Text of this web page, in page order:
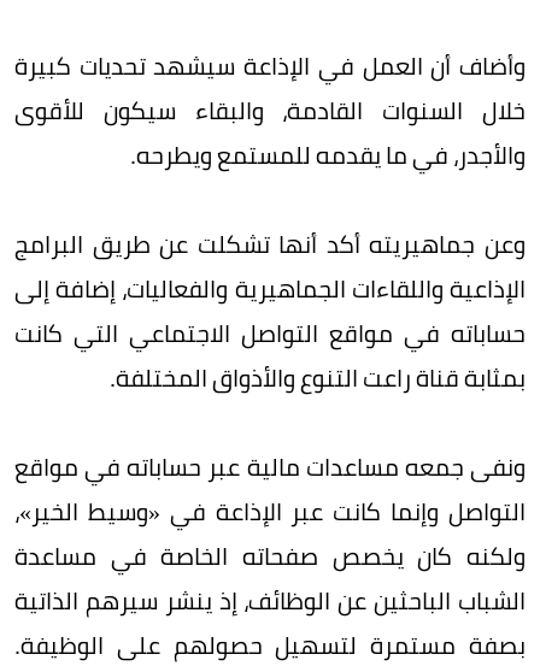
وأضاف أن العمل في الإذاعة سيشهد تحديات كبيرة
خلال السنوات القادمة، والبقاء سيكون للأقوى
والأجدر، في ما يقدمه للمستمع ويطرحه.
وعن جماهيريته أكد أنها تشكلت عن طريق البرامج
الإذاعية واللقاءات الجماهيرية والفعاليات، إضافة إلى
حساباته في مواقع التواصل الاجتماعي التي كانت
بمثابة قناة راعت التنوع والأذواق المختلفة.
ونفى جمعه مساعدات مالية عبر حساباته في مواقع
التواصل وإنما كانت عبر الإذاعة في «وسيط الخير»،
ولكنه كان يخصص صفحاته الخاصة في مساعدة
الشباب الباحثين عن الوظائف، إذ ينشر سيرهم الذاتية
بصفة مستمرة لتسهيل حصولهم على الوظيفة.